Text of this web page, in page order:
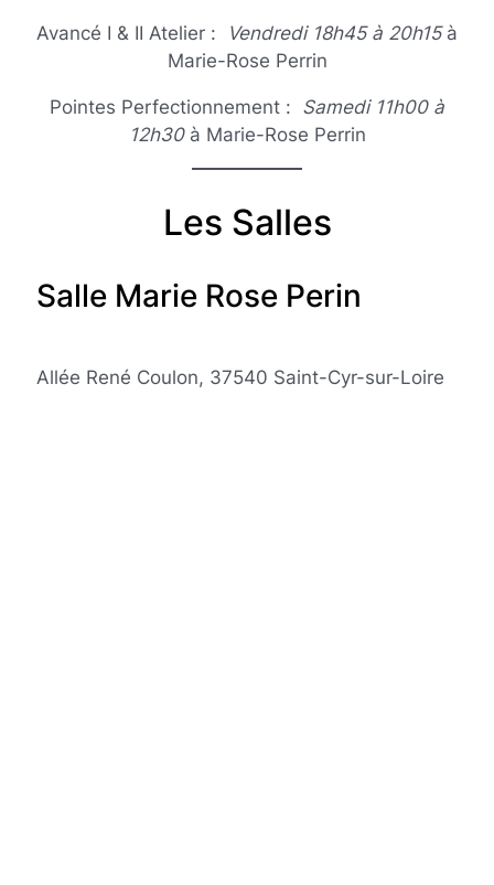
Avancé I & II Atelier : Vendredi 18h45 à 20h15à
Marie-Rose Perrin
Pointes Perfectionnement : Samedi 11h00 à
12h30à Marie-Rose Perrin
Les Salles
Salle Marie Rose Perin
Allée René Coulon, 37540 Saint-Cyr-sur-Loire